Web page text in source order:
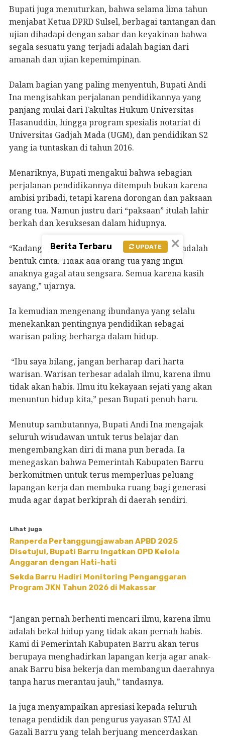
Bupati juga menuturkan, bahwa selama lima tahun
menjabat Ketua DPRD Sulsel, berbagai tantangan dan
ujian dihadapi dengan sabar dan keyakinan bahwa
segala sesuatu yang terjadi adalah bagian dari
amanah dan ujian kepemimpinan.
Dalam bagian yang paling menyentuh, Bupati Andi
Ina mengisahkan perjalanan pendidikannya yang
panjang mulai dari Fakultas Hukum Universitas
Hasanuddin, hingga program spesialis notariat di
Universitas Gadjah Mada (UGM), dan pendidikan S2
yang ia tuntaskan di tahun 2016.
Menariknya, Bupati mengakui bahwa sebagian
perjalanan pendidikannya ditempuh bukan karena
ambisi pribadi, tetapi karena dorongan dan paksaan
orang tua. Namun justru dari “paksaan” itulah lahir
berkah dan kesuksesan dalam hidupnya.
“Kadang kita tidak sadar, paksaan orang tua adalah
bentuk cinta. Tidak ada orang tua yang ingin
anaknya gagal atau sengsara. Semua karena kasih
sayang,” ujarnya.
Ia kemudian mengenang ibundanya yang selalu
menekankan pentingnya pendidikan sebagai
warisan paling berharga dalam hidup.
“Ibu saya bilang, jangan berharap dari harta
warisan. Warisan terbesar adalah ilmu, karena ilmu
tidak akan habis. Ilmu itu kekayaan sejati yang akan
menuntun hidup kita,” pesan Bupati penuh haru.
Menutup sambutannya, Bupati Andi Ina mengajak
seluruh wisudawan untuk terus belajar dan
mengembangkan diri di mana pun berada. Ia
menegaskan bahwa Pemerintah Kabupaten Barru
berkomitmen untuk terus memperluas peluang
lapangan kerja dan membuka ruang bagi generasi
muda agar dapat berkiprah di daerah sendiri.
Lihat juga
Ranperda Pertanggungjawaban APBD 2025
Disetujui, Bupati Barru Ingatkan OPD Kelola
Anggaran dengan Hati-hati
Sekda Barru Hadiri Monitoring Penganggaran
Program JKN Tahun 2026 di Makassar
“Jangan pernah berhenti mencari ilmu, karena ilmu
adalah bekal hidup yang tidak akan pernah habis.
Kami di Pemerintah Kabupaten Barru akan terus
berupaya menghadirkan lapangan kerja agar anak-
anak Barru bisa bekerja dan membangun daerahnya
tanpa harus merantau jauh,” tandasnya.
Ia juga menyampaikan apresiasi kepada seluruh
tenaga pendidik dan pengurus yayasan STAI Al
Gazali Barru yang telah berjuang mencerdaskan
×
Berita Terbaru UPDATE